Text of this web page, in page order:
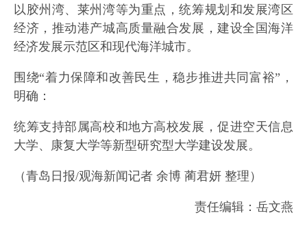
以胶州湾、莱州湾等为重点，统筹规划和发展湾区
经济，推动港产城高质量融合发展，建设全国海洋
经济发展示范区和现代海洋城市。
围绕“着力保障和改善民生，稳步推进共同富裕”，
明确：
统筹支持部属高校和地方高校发展，促进空天信息
大学、康复大学等新型研究型大学建设发展。
（青岛日报/观海新闻记者 余博 蔺君妍 整理）
责任编辑：岳文燕